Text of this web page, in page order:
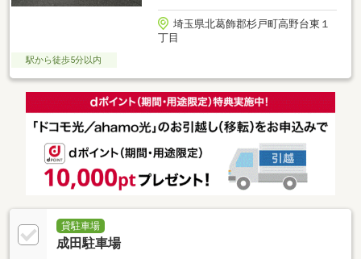
埼玉県北葛飾郡杉戸町高野台東１
丁目
駅から徒歩5分以内
貸駐車場
成田駐車場